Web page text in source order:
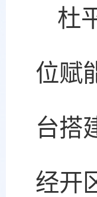
杜
位赋
台搭
经开